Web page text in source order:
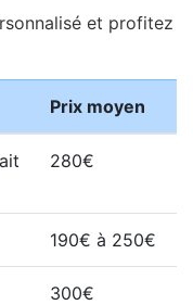
et profitez
Prix moyen
280€
190€ à 250€
300€